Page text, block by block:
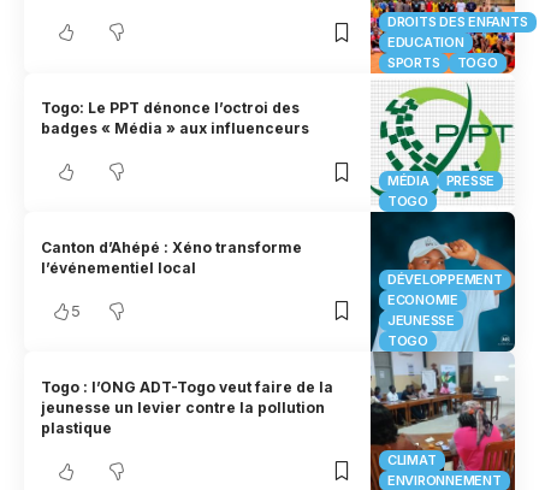
DROITS DES ENFANTS
EDUCATION
SPORTS
TOGO
MÉDIA
PRESSE
TOGO
Togo: Le PPT dénonce l’octroi des
badges « Média » aux influenceurs
DÉVELOPPEMENT
ECONOMIE
JEUNESSE
TOGO
Canton d’Ahépé : Xéno transforme
l’événementiel local
5
CLIMAT
ENVIRONNEMENT
Togo : l’ONG ADT-Togo veut faire de la
jeunesse un levier contre la pollution
plastique